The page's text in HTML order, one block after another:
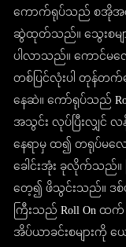
ကောက်ရုပ်သည် စအိုအတွင်း
ဆွဲထုတ်သည်။ သွေးစမျာ
ပါလာသည်။ ကောင်မလ
တစ်ပြင်လုံးပါ တုန်တက်
နေဆဲ။ ကော်ရုပ်သည်
အသွင်း လုပ်ပြီးလျှင်
နေရာမှ ထ၍ တရုပ်မ
ခေါင်းအုံး ခုလိုက်သည်
တေ့၍ ဖိသွင်းသည်။ ဒ
ကြီးသည် Roll On ထ
အိပ်ယာခင်းစများကို